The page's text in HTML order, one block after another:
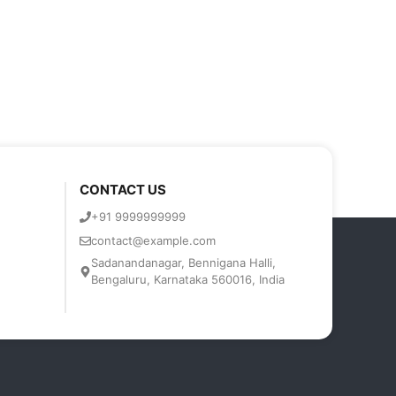
CONTACT US
+91 9999999999
contact@example.com
Sadanandanagar, Bennigana Halli,
Bengaluru, Karnataka 560016, India